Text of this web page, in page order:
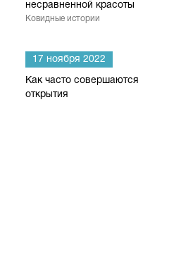
несравненной красоты
Ковидные истории
17 ноября 2022
Как часто совершаются
открытия